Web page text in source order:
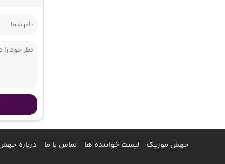
جهش موزیک لیست خواننده ها تماس با ما درباره